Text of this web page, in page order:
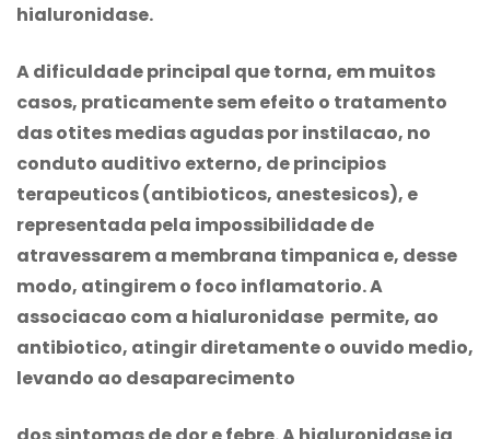
hialuronidase.
A dificuldade principal que torna, em muitos
casos, praticamente sem efeito o tratamento
das otites medias agudas por instilacao, no
conduto auditivo externo, de principios
terapeuticos (antibioticos, anestesicos), e
representada pela impossibilidade de
atravessarem a membrana timpanica e, desse
modo, atingirem o foco inflamatorio. A
associacao com a hialuronidase permite, ao
antibiotico, atingir diretamente o ouvido medio,
levando ao desaparecimento